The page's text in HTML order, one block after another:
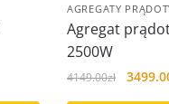
AGREGATY
Agregat
2500W
4149.00zł